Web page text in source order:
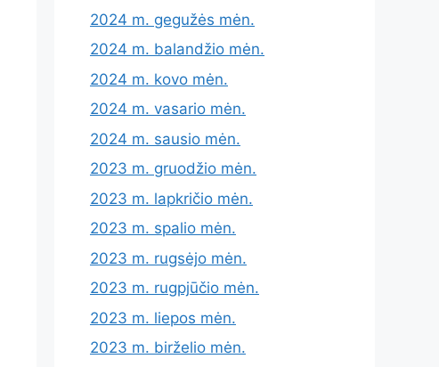
2024 m. gegužės mėn.
2024 m. balandžio mėn.
2024 m. kovo mėn.
2024 m. vasario mėn.
2024 m. sausio mėn.
2023 m. gruodžio mėn.
2023 m. lapkričio mėn.
2023 m. spalio mėn.
2023 m. rugsėjo mėn.
2023 m. rugpjūčio mėn.
2023 m. liepos mėn.
2023 m. birželio mėn.